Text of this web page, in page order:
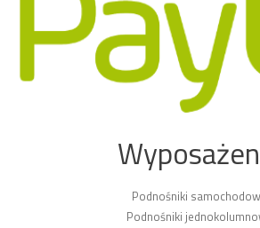
Podnośniki
Podnośniki